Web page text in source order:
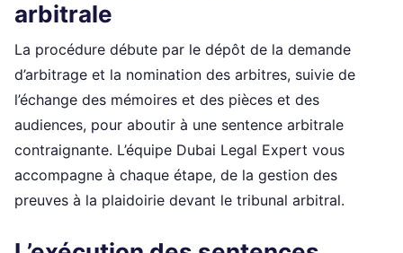
arbitrale
La procédure débute par le dépôt de la demande
d’arbitrage et la nomination des arbitres, suivie de
l’échange des mémoires et des pièces et des
audiences, pour aboutir à une sentence arbitrale
contraignante. L’équipe Dubai Legal Expert vous
accompagne à chaque étape, de la gestion des
preuves à la plaidoirie devant le tribunal arbitral.